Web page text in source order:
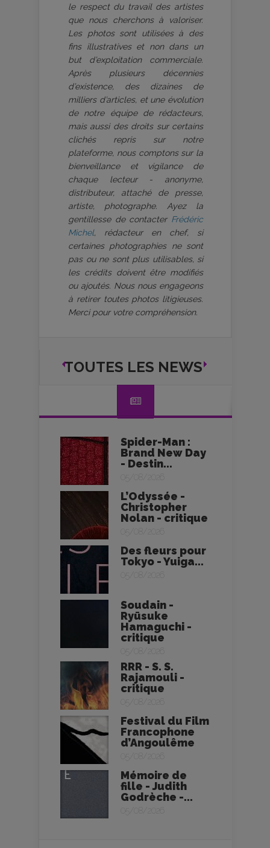
le respect du travail des artistes
que nous cherchons à valoriser.
Les photos sont utilisées à des
fins illustratives et non dans un
but d’exploitation commerciale.
Après plusieurs décennies
d’existence, des dizaines de
milliers d’articles, et une évolution
de notre équipe de rédacteurs,
mais aussi des droits sur certains
clichés repris sur notre
plateforme, nous comptons sur la
bienveillance et vigilance de
chaque lecteur - anonyme,
distributeur, attaché de presse,
artiste, photographe. Ayez la
gentillesse de contacter Frédéric
Michel, rédacteur en chef, si
certaines photographies ne sont
pas ou ne sont plus utilisables, si
les crédits doivent être modifiés
ou ajoutés. Nous nous engageons
à retirer toutes photos litigieuses.
Merci pour votre compréhension.
TOUTES LES NEWS
Spider-Man :
Brand New Day
- Destin...
05/08/2026
L’Odyssée -
Christopher
Nolan - critique
05/08/2026
Des fleurs pour
Tokyo - Yuiga...
05/08/2026
Soudain -
Ryūsuke
Hamaguchi -
critique
05/08/2026
RRR - S. S.
Rajamouli -
critique
05/08/2026
Festival du Film
Francophone
d’Angoulême
05/08/2026
Mémoire de
fille - Judith
Godrèche -...
05/08/2026